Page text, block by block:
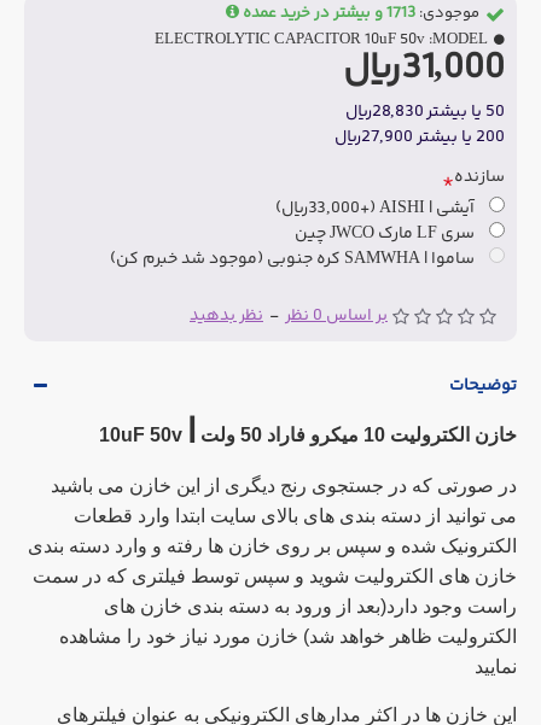
بر اساس 0 نظر - نظر بدهید
31,000ریال
50 یا بیشتر 28,830ریال
200 یا بیشتر 27,900ریال
موجودی: 1713 و بیشتر در خرید عمده
MODEL:
ELECTROLYTIC CAPACITOR 10uF 50v
سازنده
آیشی | AISHI
(+33,000ریال)
سری LF مارک JWCO چین
ساموا | SAMWHA کره جنوبی (موجود شد خبرم کن)
توضیحات
خازن الکترولیت 10 میکرو فاراد 50 ولت |
در صورتی که در جستجوی رنج دیگری از این خازن می باشید
می توانید از دسته بندی های بالای سایت ابتدا وارد قطعات
الکترونیک شده و سپس بر روی خازن ها رفته و وارد دسته بندی
خازن های الکترولیت شوید و سپس توسط فیلتری که در سمت
راست وجود دارد(بعد از ورود به دسته بندی خازن های
الکترولیت ظاهر خواهد شد) خازن مورد نیاز خود را مشاهده
نمایید
این خازن ها در اکثر مدارهای الکترونیکی به عنوان فیلترهای